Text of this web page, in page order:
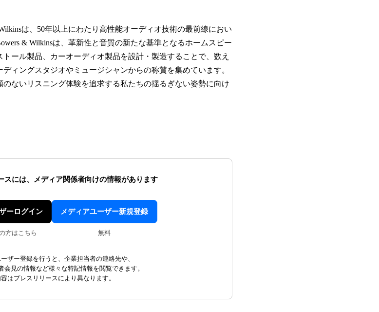
は、50年以上にわたり高性能オーディオ技術の最前線におい
& Wilkinsは、革新性と音質の新たな基準となるホームスピー
ール製品、カーオーディオ製品を設計・製造することで、数え
ィングスタジオやミュージシャンからの称賛を集めています。
ないリスニング体験を追求する私たちの揺るぎない姿勢に向け
スには、 メディア関係者向けの情報があります
ーログイン
方はこちら
メディアユーザー新規登録
無料
ザー登録を行うと、企業担当者の連絡先や、
会見の情報など様々な特記情報を閲覧できます。
はプレスリリースにより異なります。